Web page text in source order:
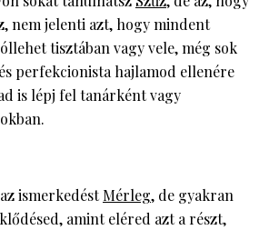
nem jelenti azt, hogy mindent
tisztában vagy vele, még sok
perfekcionista hajlamod ellenére
is lépj fel tanárként vagy
ismerkedéstMérleg, de gyakran
amint eléred azt a részt,